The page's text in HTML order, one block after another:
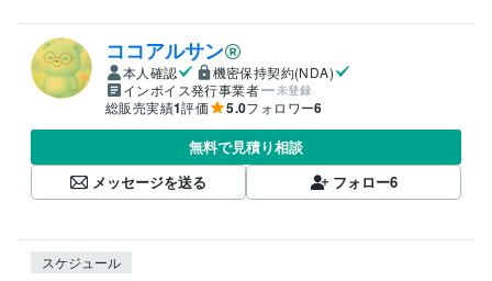
ココアルサン
本人確認
機密保持契約(NDA)
インボイス発行事業者
未登録
総販売実績1評価 5.0フォロワー6
無料で見積り相談
メッセージを送る
フォロー6
スケジュール